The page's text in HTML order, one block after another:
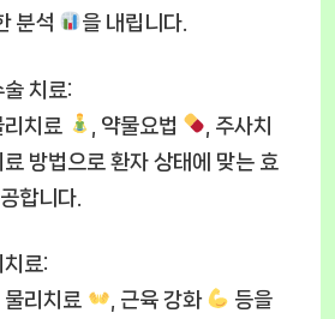
분석
을 내립니다.
치료:
리치료 , 약물요법
, 주사치
방법으로 환자 상태에 맞는 효
합니다.
료:
, 물리치료 , 근육 강화
등을